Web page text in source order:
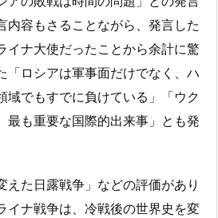
内容もさることながら、発言した
イナ大使だったことから余計に驚
「ロシアは軍事面だけでなく、ハ
域でもすでに負けている」「ウク
最も重要な国際的出来事」とも発
えた日露戦争」などの評価があり
イナ戦争は、冷戦後の世界史を変